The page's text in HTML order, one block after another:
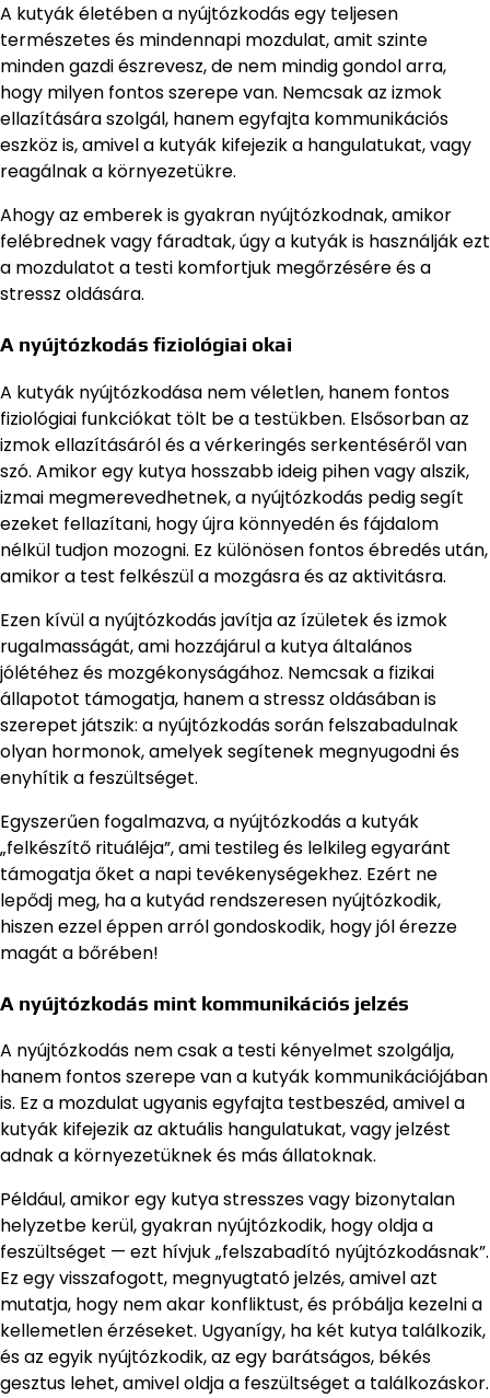
A kutyák életében a nyújtózkodás egy teljesen
természetes és mindennapi mozdulat, amit szinte
minden gazdi észrevesz, de nem mindig gondol arra,
hogy milyen fontos szerepe van. Nemcsak az izmok
ellazítására szolgál, hanem egyfajta kommunikációs
eszköz is, amivel a kutyák kifejezik a hangulatukat, vagy
reagálnak a környezetükre.
Ahogy az emberek is gyakran nyújtózkodnak, amikor
felébrednek vagy fáradtak, úgy a kutyák is használják ezt
a mozdulatot a testi komfortjuk megőrzésére és a
stressz oldására.
A nyújtózkodás fiziológiai okai
A kutyák nyújtózkodása nem véletlen, hanem fontos
fiziológiai funkciókat tölt be a testükben. Elsősorban az
izmok ellazításáról és a vérkeringés serkentéséről van
szó. Amikor egy kutya hosszabb ideig pihen vagy alszik,
izmai megmerevedhetnek, a nyújtózkodás pedig segít
ezeket fellazítani, hogy újra könnyedén és fájdalom
nélkül tudjon mozogni. Ez különösen fontos ébredés után,
amikor a test felkészül a mozgásra és az aktivitásra.
Ezen kívül a nyújtózkodás javítja az ízületek és izmok
rugalmasságát, ami hozzájárul a kutya általános
jólétéhez és mozgékonyságához. Nemcsak a fizikai
állapotot támogatja, hanem a stressz oldásában is
szerepet játszik: a nyújtózkodás során felszabadulnak
olyan hormonok, amelyek segítenek megnyugodni és
enyhítik a feszültséget.
Egyszerűen fogalmazva, a nyújtózkodás a kutyák
„felkészítő rituáléja”, ami testileg és lelkileg egyaránt
támogatja őket a napi tevékenységekhez. Ezért ne
lepődj meg, ha a kutyád rendszeresen nyújtózkodik,
hiszen ezzel éppen arról gondoskodik, hogy jól érezze
magát a bőrében!
A nyújtózkodás mint kommunikációs jelzés
A nyújtózkodás nem csak a testi kényelmet szolgálja,
hanem fontos szerepe van a kutyák kommunikációjában
is. Ez a mozdulat ugyanis egyfajta testbeszéd, amivel a
kutyák kifejezik az aktuális hangulatukat, vagy jelzést
adnak a környezetüknek és más állatoknak.
Például, amikor egy kutya stresszes vagy bizonytalan
helyzetbe kerül, gyakran nyújtózkodik, hogy oldja a
feszültséget — ezt hívjuk „felszabadító nyújtózkodásnak”.
Ez egy visszafogott, megnyugtató jelzés, amivel azt
mutatja, hogy nem akar konfliktust, és próbálja kezelni a
kellemetlen érzéseket. Ugyanígy, ha két kutya találkozik,
és az egyik nyújtózkodik, az egy barátságos, békés
gesztus lehet, amivel oldja a feszültséget a találkozáskor.